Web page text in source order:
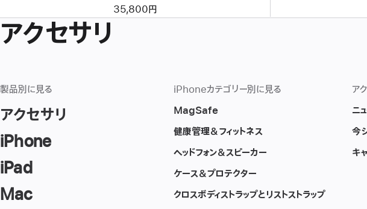
イ
ヤ
35,800円
アクセサリ
製品別に見る
アクセサリ
iPhone
iPad
Mac
iPhoneカテゴリー別に見る
MagSafe
健康管理＆フィットネス
ヘッドフォン＆スピーカー
ケース＆プロテクター
クロスボディストラップとリストストラップ
ア
ニ
今
キ